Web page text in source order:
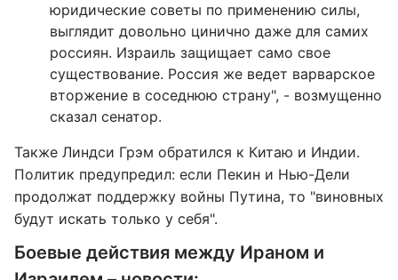
юридические советы по применению силы,
выглядит довольно цинично даже для самих
россиян. Израиль защищает само свое
существование. Россия же ведет варварское
вторжение в соседнюю страну", - возмущенно
сказал сенатор.
Также Линдси Грэм обратился к Китаю и Индии.
Политик предупредил: если Пекин и Нью-Дели
продолжат поддержку войны Путина, то "виновных
будут искать только у себя".
Боевые действия между Ираном и